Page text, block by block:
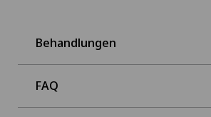
Behandlungen
FAQ